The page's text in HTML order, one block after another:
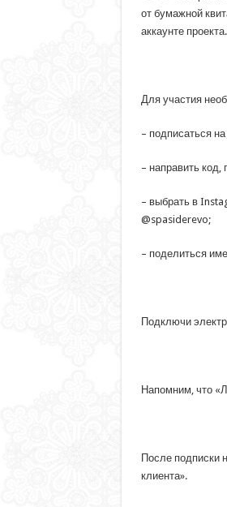
от бумажной
аккаунте проекта.
Для участия
– подписаться
– направить
– выбрать в
@spasiderevo;
– поделиться
Подключи
Напомним, что
После подписки
клиента».